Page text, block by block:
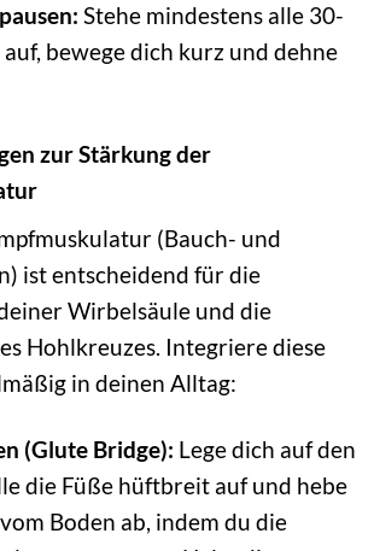
Stehe mindestens alle 30-
bewege dich kurz und dehne
zur Stärkung der
(Bauch- und
ist entscheidend für die
Wirbelsäule und die
Hohlkreuzes. Integriere diese
in deinen Alltag:
(Glute Bridge): Lege dich auf den
die Füße hüftbreit auf und hebe
Boden ab, indem du die